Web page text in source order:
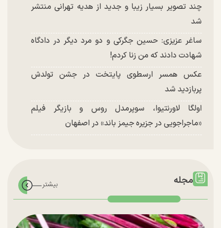
چند تصویر بسیار زیبا و جدید از هدیه تهرانی منتشر
شد
ساغر عزیزی: حسین جگرکی و دو مرد دیگر در دادگاه
شهادت دادند که من زنا کردم!
عکس همسر ارسطوی پایتخت در جشن تولدش
پربازدید شد
اولگا لاورنتیوا، سوپرمدل روس و بازیگر فیلم
«ماجراجویی در جزیره جیمز باند» در اصفهان
مجله